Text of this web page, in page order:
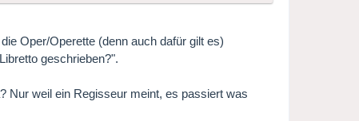
Oper/Operette (denn auch dafür gilt es)
geschrieben?".
Nur weil ein Regisseur meint, es passiert was